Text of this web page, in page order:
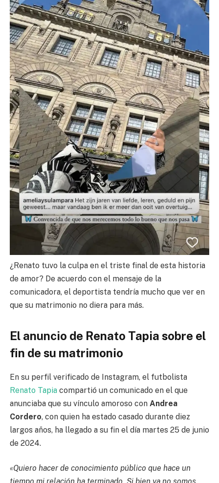
¿Renato tuvo la culpa en el triste final de esta historia
de amor? De acuerdo con el mensaje de la
comunicadora, el deportista tendría mucho que ver en
que su matrimonio no diera para más.
El anuncio de Renato Tapia sobre el
fin de su matrimonio
En su perfil verificado de Instagram, el futbolista
Renato Tapia compartió un comunicado en el que
anunciaba que su vínculo amoroso con Andrea
Cordero, con quien ha estado casado durante diez
largos años, ha llegado a su fin el día martes 25 de junio
de 2024.
«Quiero hacer de conocimiento público que hace un